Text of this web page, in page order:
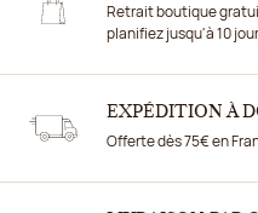
Retrait boutique
planifiez jusqu'à 10
EXPÉDITION À
Offerte dès 75€ en